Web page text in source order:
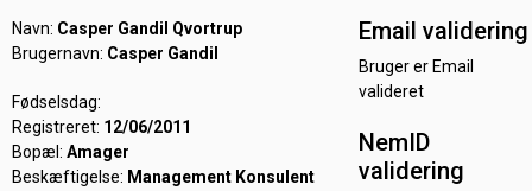
Navn: Casper Gandil Qvortrup
Brugernavn: Casper Gandil
Fødselsdag:
Registreret: 12/06/2011
Bopæl: Amager
Beskæftigelse: Management Konsulent
Email validering
Bruger er Email
valideret
NemID
validering